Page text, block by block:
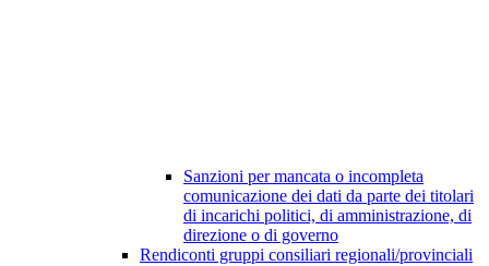
Sanzioni per mancata o incompleta
comunicazione dei dati da parte dei titolari
di incarichi politici, di amministrazione, di
direzione o di governo
Rendiconti gruppi consiliari regionali/provinciali